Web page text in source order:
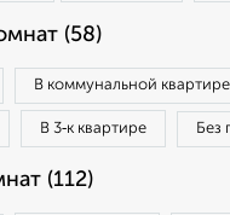
(58)
В коммунальной квартире
В 3‑к квартире Без
(112)